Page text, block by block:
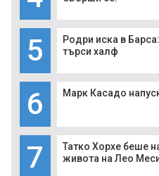
5
Родри иска в
търси халф
6 Марк Касадо
7
Татко Хорхе беше
живота на Лео